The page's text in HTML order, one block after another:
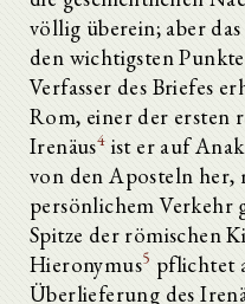
völlig überein; aber
den wichtigsten
Verfasser des Briefes
Rom, einer der ersten
Irenäus4 ist er auf
von den Aposteln her,
persönlichem Verkehr
Spitze der römischen
Hieronymus5 pflichtet
Überlieferung des